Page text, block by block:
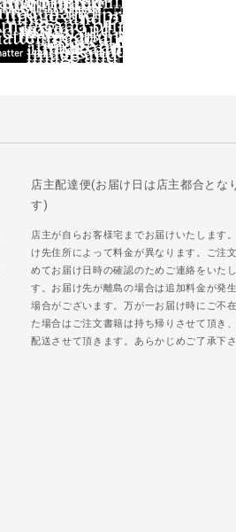
店主配達便(お届け日は店主都合とな
す)
店主が自らお客様宅までお届けいたします
け先住所によって料金が異なります。ご注
めてお届け日時の確認のためご連絡をいた
す。お届け先が離島の場合は追加料金が発
場合がございます。万が一お届け時にご不
た場合はご注文書籍は持ち帰りさせて頂き
配送させて頂きます。あらかじめご了承下